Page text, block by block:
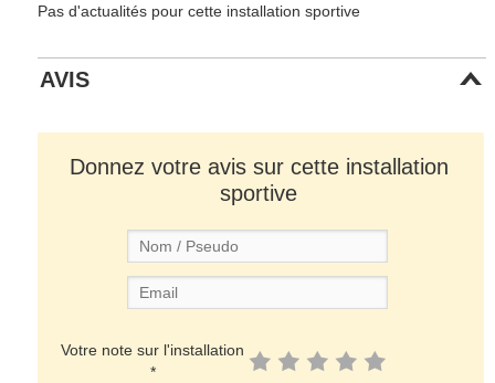
Pas d'actualités pour cette installation sportive
AVIS
Donnez votre avis sur cette installation
sportive
Votre note sur l'installation
*